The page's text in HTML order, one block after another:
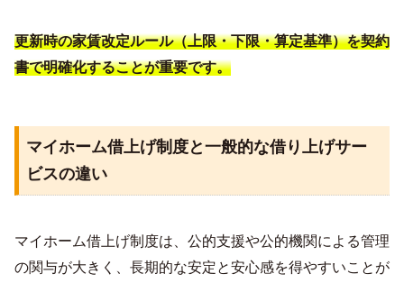
更新時の家賃改定ルール（上限・下限・算定基準）を契約
書で明確化することが重要です。
マイホーム借上げ制度と一般的な借り上げサー
ビスの違い
マイホーム借上げ制度は、公的支援や公的機関による管理
の関与が大きく、長期的な安定と安心感を得やすいことが